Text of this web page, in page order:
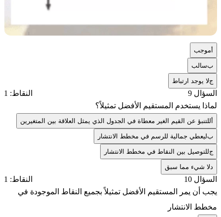
موجب
بسالب
جلا يوجد ارتباط
السؤال 9
النقاط: 1
لماذا يستخدم المستقيم الأفضل تمثيلاً؟
للتنبؤ عن القيم الغير معطاة في الجدول الذي يمثل العلاقة بين المتغيرين
بليعطي جمالية للرسم في مخطط الانتشار
جللتوصيل بين النقاط في مخطط الانتشار
لا شيء مما سبق
السؤال 10
النقاط: 1
يجب أن يمر المستقيم الأفضل تمثيلاً بجميع النقاط الموجودة في
مخطط الانتشار